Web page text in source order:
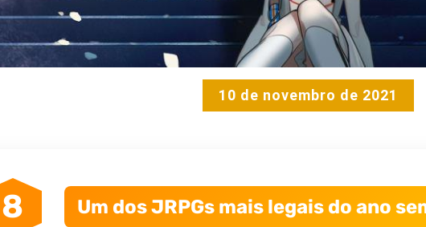
10 de novembro de 2021
8 Um dos JRPGs mais legais do ano